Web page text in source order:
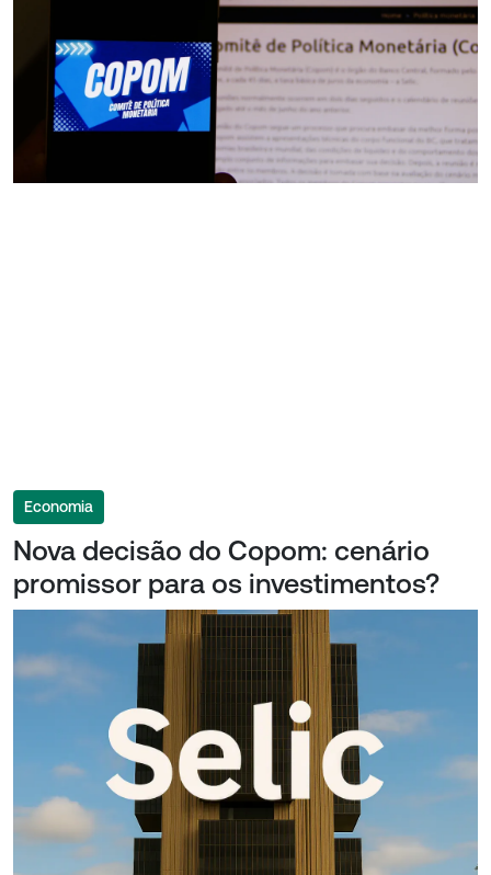
Economia
Nova decisão do Copom: cenário
promissor para os investimentos?